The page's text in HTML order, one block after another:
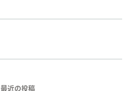
最近の投稿